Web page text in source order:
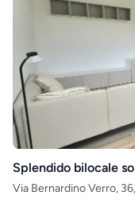
Splendido bilocale
Via Bernardino Verro,